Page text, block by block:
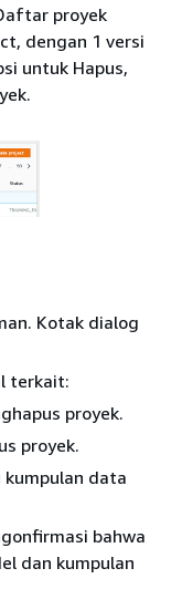
proyek
dengan 1 versi
untuk Hapus,
Kotak dialog
terkait:
proyek.
proyek.
data
bahwa
dan kumpulan